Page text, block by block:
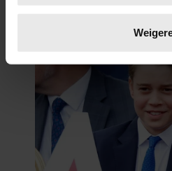
verwerkt en stel uw voorkeuren
intrekken in de
We gebruiken cookies om
personaliseren, om functies
en om ons websiteverkeer te
informatie over uw gebruik van
partners voor social media,